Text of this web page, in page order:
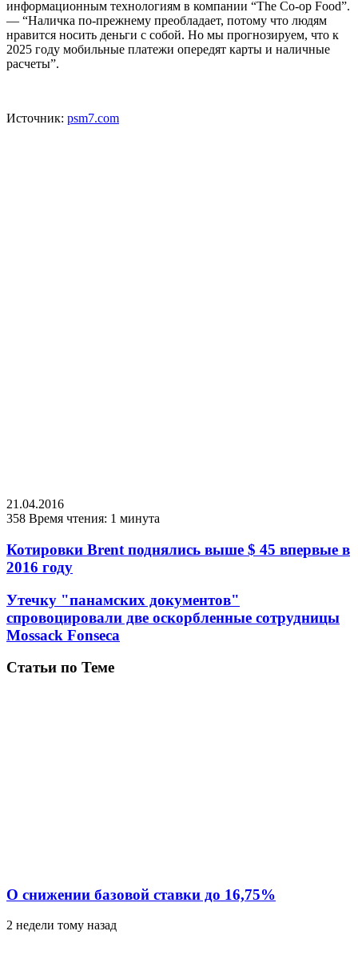
информационным технологиям в компании “The Co-op Food”.
— “Наличка по-прежнему преобладает, потому что людям
нравится носить деньги с собой. Но мы прогнозируем, что к
2025 году мобильные платежи опередят карты и наличные
расчеты”.
Источник: psm7.com
21.04.2016
358 Время чтения: 1 минута
Котировки Brent поднялись выше $ 45 впервые в
2016 году
Утечку "панамских документов"
спровоцировали две оскорбленные сотрудницы
Mossack Fonseca
Статьи по Теме
О снижении базовой ставки до 16,75%
2 недели тому назад